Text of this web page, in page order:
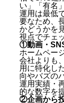
い」「有名
運用は最低
要なため、
かどうかを
視点でチェ
①動画・
ホームペー
会社よりも
用に特化し
向やバズの
運用実績・
的な数字を
②企画から